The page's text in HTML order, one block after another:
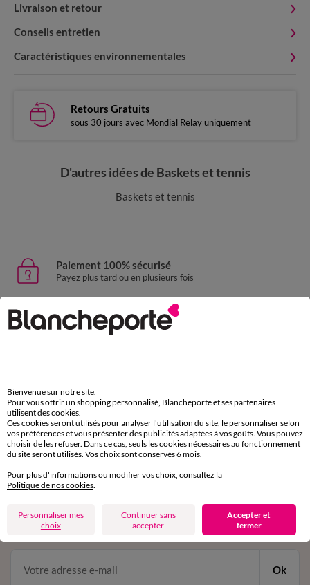
Livraison et retour
Conseils entretien
Caractéristiques environnementales
Retours Gratuits
sous 30 jours avec Mondial Relay uniquement
D'autres idées de Baskets et tennis
Baskets et tennis
Paiement 100% sécurisé
Payez plus tard ou en plusieurs fois
Livraison express
domicile, relais, consignes automatiques
Service clients
par chat et par téléphone
de 8h00 à 20h00 du lundi au samedi
11€ Offerts
en vous inscrivant à la newsletter
dès 20€ d’achat
conditions dans votre email de confirmation
Ok
Bienvenue sur notre site.
Pour vous offrir un shopping personnalisé, Blancheporte et ses partenaires
utilisent des cookies.
Ces cookies seront utilisés pour analyser l'utilisation du site, le personnaliser selon
vos préférences et vous présenter des publicités adaptées à vos goûts. Vous pouvez
choisir de les refuser. Dans ce cas, seuls les cookies nécessaires au fonctionnement
du site seront utilisés. Vos choix sont conservés 6 mois.
Pour plus d'informations ou modifier vos choix, consultez la
Politique de nos cookies.
Personnaliser mes
choix
Continuer sans
accepter
Accepter et
fermer